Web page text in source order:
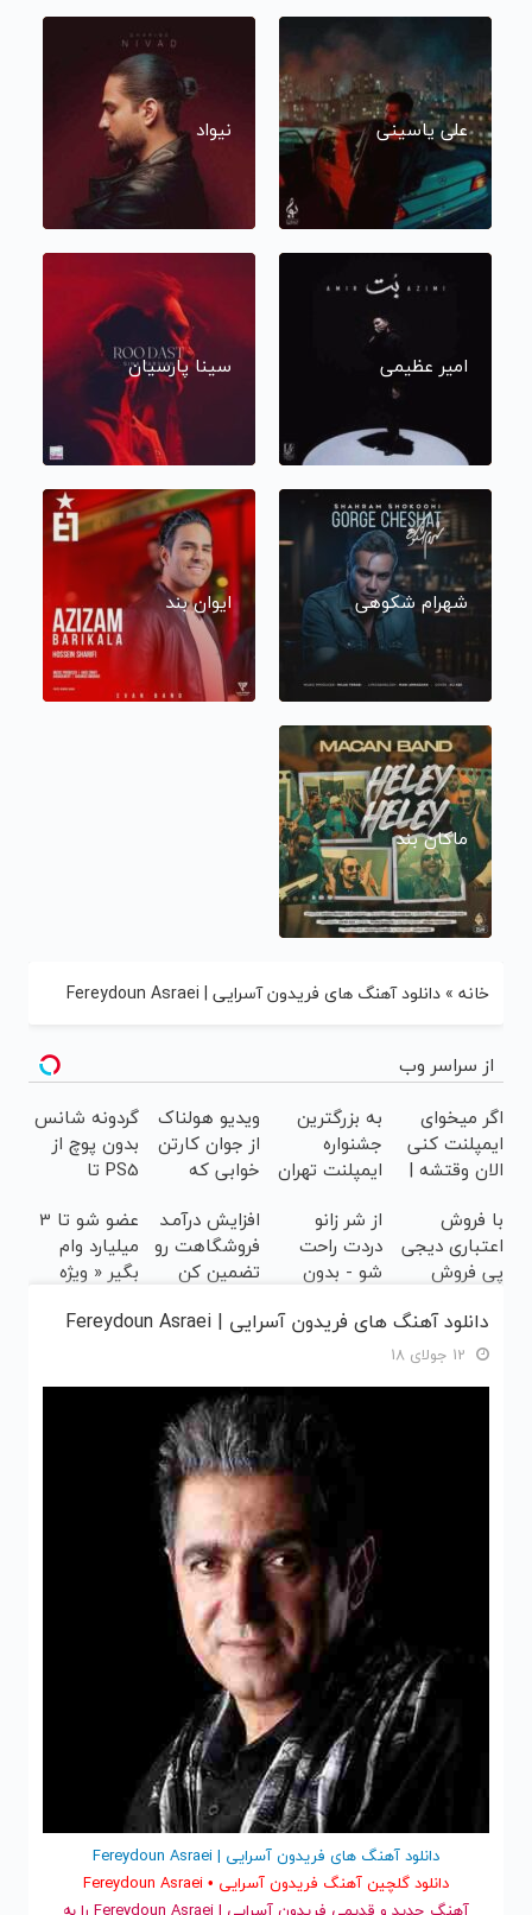
علی یاسینی نیواد
امیر عظیمی سینا پارسیان
شهرام شکوهی ایوان بند
ماکان بند
خانه » دانلود آهنگ های فریدون آسرایی | Fereydoun Asraei
از سراسر وب
اگر میخوای
ایمپلنت کنی
الان وقتشه |
میلیون
تومان!!!
به بزرگترین
جشنواره
ایمپلنت تهران
| فقط ۲۵
میلیون !
ویدیو هولناک
از جوان کارتن
خوابی که
آموزش رایگان
گردونه شانس
بدون پوچ از
PS5 تا
بیت کوین 🔥
با فروش
اعتباری دیجی
پی فروش
بالاببر
از شر زانو
دردت راحت
شو - بدون
افزایش درآمـد
فروشگاهت رو
تضمین کن
عضو شو تا 3
میلیارد وام
بگیر « ویژه
دانلود آهنگ های فریدون آسرایی | Fereydoun Asraei
دانلود آهنگ های فریدون آسرایی | Fereydoun Asraei
دانلود گلچین آهنگ فریدون آسرایی • Fereydoun Asraei